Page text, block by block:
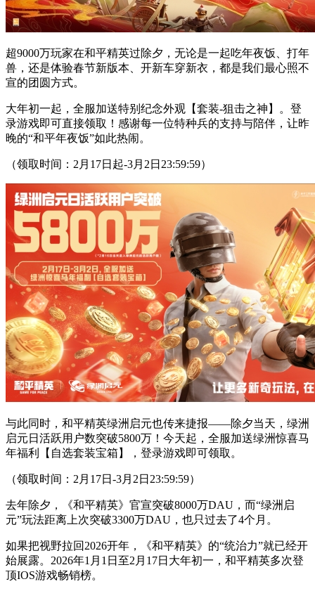
超9000万玩家在和平精英过除夕，无论是一起吃年夜饭、打年
兽，还是体验春节新版本、开新车穿新衣，都是我们最心照不
宣的团圆方式。
大年初一起，全服加送特别纪念外观【套装-狙击之神】。登
录游戏即可直接领取！感谢每一位特种兵的支持与陪伴，让昨
晚的“和平年夜饭”如此热闹。
（领取时间：2月17日起-3月2日23:59:59）
与此同时，和平精英绿洲启元也传来捷报——除夕当天，绿洲
启元日活跃用户数突破5800万！今天起，全服加送绿洲惊喜马
年福利【自选套装宝箱】，登录游戏即可领取。
（领取时间：2月17日-3月2日23:59:59）
去年除夕，《和平精英》官宣突破8000万DAU，而“绿洲启
元”玩法距离上次突破3300万DAU，也只过去了4个月。
如果把视野拉回2026开年，《和平精英》的“统治力”就已经开
始展露。2026年1月1日至2月17日大年初一，和平精英多次登
顶IOS游戏畅销榜。